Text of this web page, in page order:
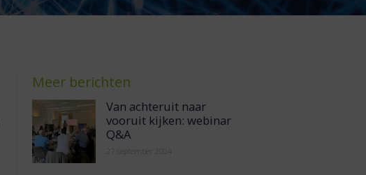
Meer berichten
Van achteruit naar
vooruit kijken: webinar
Q&A
27 september 2024